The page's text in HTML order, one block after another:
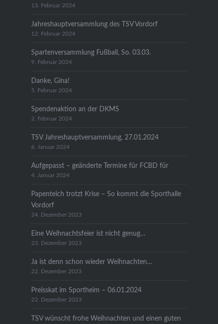
13. Februar 2024
Jahreshauptversammlung des TSV Vordorf
12. Februar 2024
Spartenversammlung Fußball, So. 03.03.
9. Februar 2024
Danke, Gina!
5. Februar 2024
Spendenaktion an der DKMS
2. Februar 2024
TSV Jahreshauptversammlung, 27.01.2024
6. Januar 2024
Aufgepasst – geänderte Termine für FCBD für
4. Januar 2024
Papenteich trotzt Krise – So kommt die Sporthalle
Vordorf
24. Dezember 2023
Eine Weihnachtsfeier ist nicht genug…
23. Dezember 2023
Ja ist denn schon wieder Weihnachten…
22. Dezember 2023
Preisskat im Sportheim – 06.01.2024
22. Dezember 2023
TSV wünscht frohe Weihnachten und einen guten